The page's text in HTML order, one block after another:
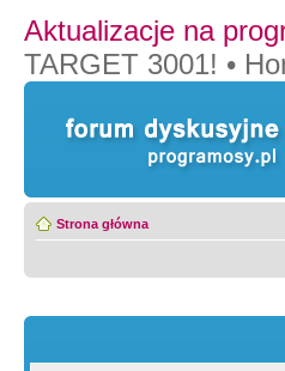
Aktualizacje na
TARGET 3001! •
Strona główna